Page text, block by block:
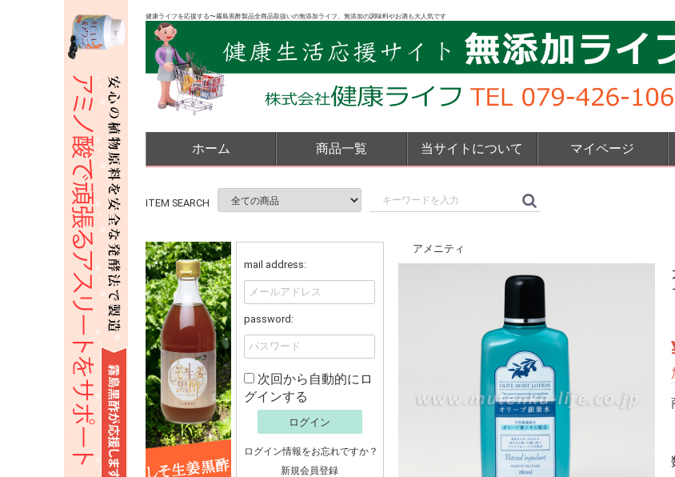
健康ライフを応援する〜霧島黒酢製品全商品取扱いの無添加ライフ、無添加の調味料やお酒も大人気です
ホーム 商品一覧 当サイトについて マイページ
ITEM SEARCH
アメニティ
mail address:
password:
次回から自動的にロ
グインする
ログイン
ログイン情報をお忘れですか？
新規会員登録